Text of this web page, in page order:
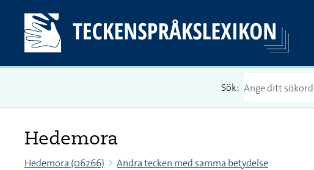
Sök:
Hedemora
Hedemora (06266) Andra tecken med samma betydelse